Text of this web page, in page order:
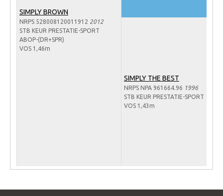
Verrichtingsonderzoek 2023-2024
Verrichtingsonderzoek 2022-2023
Verrichtingsonderzoek 2019-2020
Regio Noord
SIMPLY BROWN
NRPS 528008120011912 2012
STB KEUR PRESTATIE-SPORT
ABOP-(DR+SPR)
VOS 1,46m
SIMPLY THE BEST
NRPS NPA 961664.96 1996
STB KEUR PRESTATIE-SPORT
VOS 1,43m